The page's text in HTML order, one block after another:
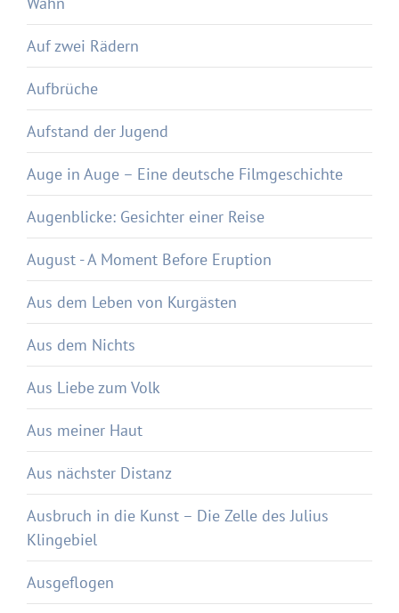
Auf zwei Rädern
Aufbrüche
Aufstand der Jugend
Auge in Auge – Eine deutsche Filmgeschichte
Augenblicke: Gesichter einer Reise
August - A Moment Before Eruption
Aus dem Leben von Kurgästen
Aus dem Nichts
Aus Liebe zum Volk
Aus meiner Haut
Aus nächster Distanz
Ausbruch in die Kunst – Die Zelle des Julius
Klingebiel
Ausgeflogen